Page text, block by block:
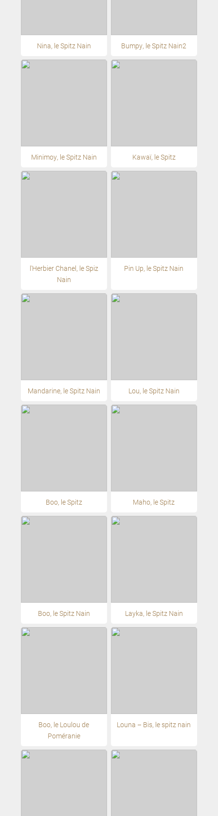
Nina, le Spitz Nain Bumpy, le Spitz Nain2
Minimoy, le Spitz Nain Kawaï, le Spitz
l'Herbier Chanel, le Spiz
Nain
Pin Up, le Spitz Nain
Mandarine, le Spitz Nain Lou, le Spitz Nain
Boo, le Spitz Maho, le Spitz
Boo, le Spitz Nain Layka, le Spitz Nain
Boo, le Loulou de
Poméranie
Louna – Bis, le spitz nain